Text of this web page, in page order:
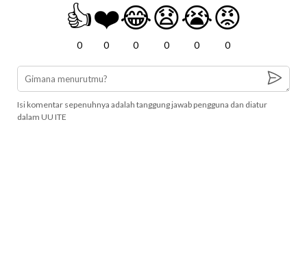
👍
0
❤️
0
😂
0
😧
0
😭
0
😡
0
Isi komentar sepenuhnya adalah tanggung jawab pengguna dan diatur
dalam UU ITE